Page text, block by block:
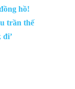
hồ!
trần thế
đi’